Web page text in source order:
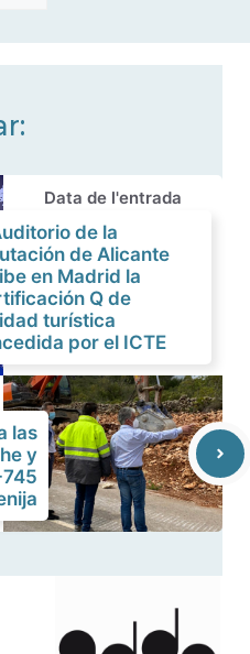
Data de l'entrada
de la
de Alicante
en Madrid la
Q de
turística
por el ICTE
las
y